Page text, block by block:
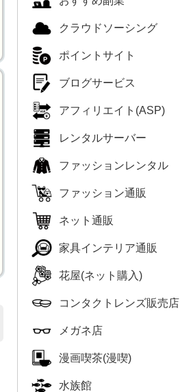
クラウドソーシング
ポイントサイト
ブログサービス
アフィリエイト(ASP)
レンタルサーバー
ファッションレンタル
ファッション通販
ネット通販
家具インテリア通販
花屋(ネット購入)
コンタクトレンズ販売店
メガネ店
漫画喫茶(漫喫)
水族館